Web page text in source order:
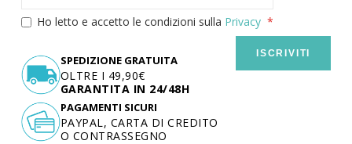
Ho letto e accetto le condizioni sulla Privacy
ISCRIVITI
SPEDIZIONE GRATUITA
OLTRE I 49,90€
GARANTITA IN 24/48H
PAGAMENTI SICURI
PAYPAL, CARTA DI CREDITO
O CONTRASSEGNO